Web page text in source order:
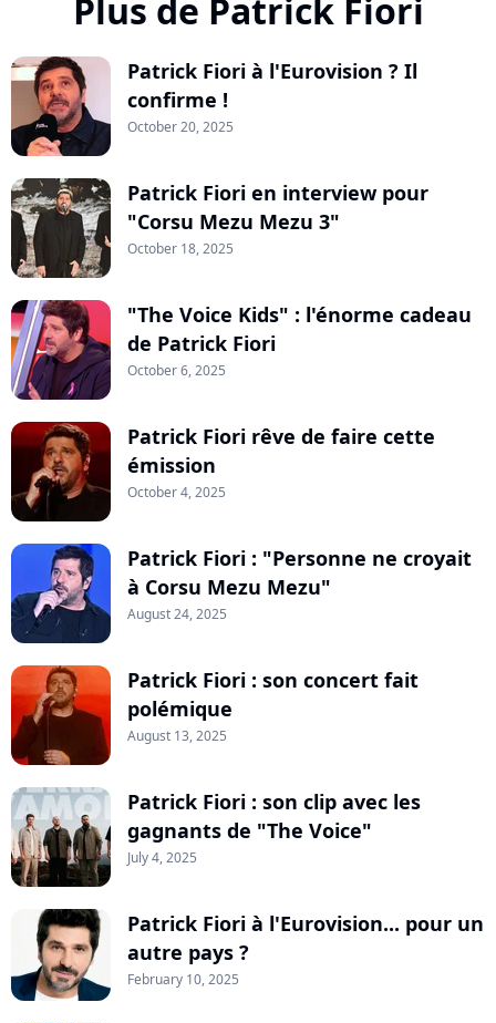
Plus de Patrick Fiori
Patrick Fiori à l'Eurovision ? Il
confirme !
October 20, 2025
Patrick Fiori en interview pour
"Corsu Mezu Mezu 3"
October 18, 2025
"The Voice Kids" : l'énorme cadeau
de Patrick Fiori
October 6, 2025
Patrick Fiori rêve de faire cette
émission
October 4, 2025
Patrick Fiori : "Personne ne croyait
à Corsu Mezu Mezu"
August 24, 2025
Patrick Fiori : son concert fait
polémique
August 13, 2025
Patrick Fiori : son clip avec les
gagnants de "The Voice"
July 4, 2025
Patrick Fiori à l'Eurovision... pour un
autre pays ?
February 10, 2025